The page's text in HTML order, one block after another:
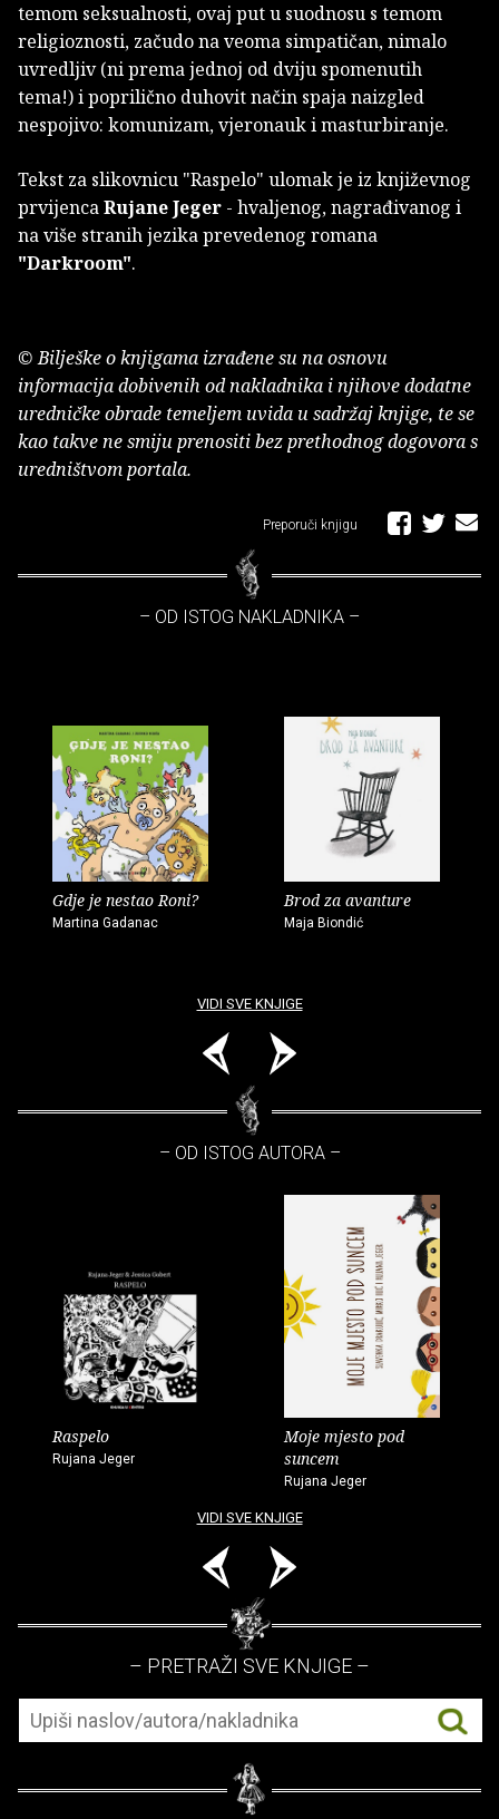
temom seksualnosti, ovaj put u suodnosu s temom
religioznosti, začudo na veoma simpatičan, nimalo
uvredljiv (ni prema jednoj od dviju spomenutih
tema!) i poprilično duhovit način spaja naizgled
nespojivo: komunizam, vjeronauk i masturbiranje.
Tekst za slikovnicu "Raspelo" ulomak je iz književnog
prvijencaRujane Jeger - hvaljenog, nagrađivanog i
na više stranih jezika prevedenog romana
"Darkroom".
© Bilješke o knjigama izrađene su na osnovu
informacija dobivenih od nakladnika i njihove dodatne
uredničke obrade temeljem uvida u sadržaj knjige, te se
kao takve ne smiju prenositi bez prethodnog dogovora s
uredništvom portala.
Preporuči knjigu
– OD ISTOG NAKLADNIKA –
Gdje je nestao Roni?
Martina Gadanac
Brod za avanture
Maja Biondić
VIDI SVE KNJIGE
– OD ISTOG AUTORA –
Raspelo
Rujana Jeger
Moje mjesto pod
suncem
Rujana Jeger
VIDI SVE KNJIGE
– PRETRAŽI SVE KNJIGE –